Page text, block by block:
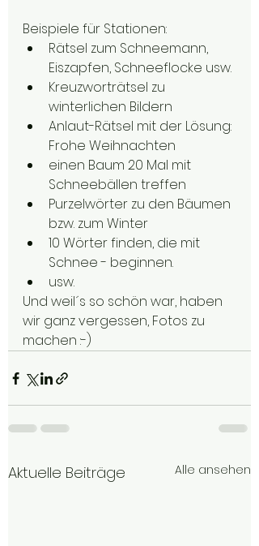
Beispiele für Stationen:
Rätsel zum Schneemann,
Eiszapfen, Schneeflocke usw.
Kreuzworträtsel zu
winterlichen Bildern
Anlaut-Rätsel mit der Lösung:
Frohe Weihnachten
einen Baum 20 Mal mit
Schneebällen treffen
Purzelwörter zu den Bäumen
bzw. zum Winter
10 Wörter finden, die mit
Schnee - beginnen.
usw.
Und weil´s so schön war, haben
wir ganz vergessen, Fotos zu
machen :-)
Aktuelle Beiträge Alle ansehen